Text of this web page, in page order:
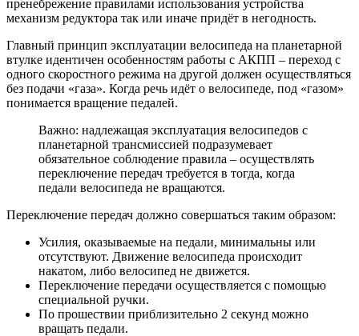
пренебрежение правилами использования устройства
механизм редуктора так или иначе придёт в негодность.
Главный принцип эксплуатации велосипеда на планетарной
втулке идентичен особенностям работы с АКПП – переход с
одного скоростного режима на другой должен осуществляться
без подачи «газа». Когда речь идёт о велосипеде, под «газом»
понимается вращение педалей.
Важно: надлежащая эксплуатация велосипедов с
планетарной трансмиссией подразумевает
обязательное соблюдение правила – осуществлять
переключение передач требуется в тогда, когда
педали велосипеда не вращаются.
Переключение передач должно совершаться таким образом:
Усилия, оказываемые на педали, минимальны или
отсутствуют. Движение велосипеда происходит
накатом, либо велосипед не движется.
Переключение передачи осуществляется с помощью
специальной ручки.
По прошествии приблизительно 2 секунд можно
вращать педали.